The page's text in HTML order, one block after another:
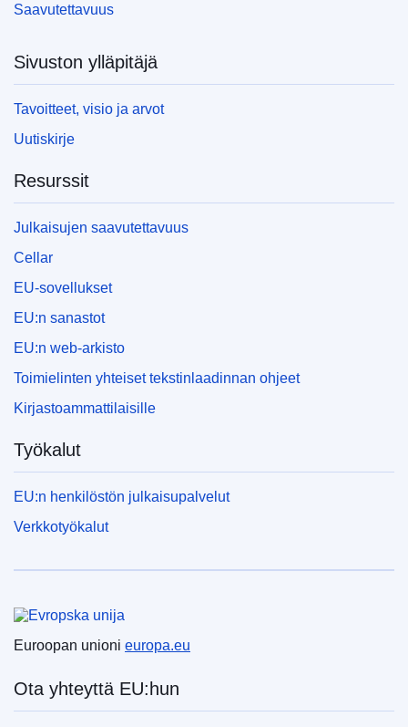
Saavutettavuus
Sivuston ylläpitäjä
Tavoitteet, visio ja arvot
Uutiskirje
Resurssit
Julkaisujen saavutettavuus
Cellar
EU-sovellukset
EU:n sanastot
EU:n web-arkisto
Toimielinten yhteiset tekstinlaadinnan ohjeet
Kirjastoammattilaisille
Työkalut
EU:n henkilöstön julkaisupalvelut
Verkkotyökalut
Euroopan unioni
Euroopan unioni europa.eu
Ota yhteyttä EU:hun